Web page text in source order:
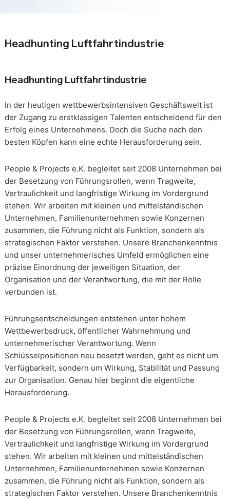
Headhunting Luftfahrtindustrie
Headhunting Luftfahrtindustrie
In der heutigen wettbewerbsintensiven Geschäftswelt ist
der Zugang zu erstklassigen Talenten entscheidend für den
Erfolg eines Unternehmens. Doch die Suche nach den
besten Köpfen kann eine echte Herausforderung sein.
People & Projects e.K. begleitet seit 2008 Unternehmen bei
der Besetzung von Führungsrollen, wenn Tragweite,
Vertraulichkeit und langfristige Wirkung im Vordergrund
stehen. Wir arbeiten mit kleinen und mittelständischen
Unternehmen, Familienunternehmen sowie Konzernen
zusammen, die Führung nicht als Funktion, sondern als
strategischen Faktor verstehen. Unsere Branchenkenntnis
und unser unternehmerisches Umfeld ermöglichen eine
präzise Einordnung der jeweiligen Situation, der
Organisation und der Verantwortung, die mit der Rolle
verbunden ist.
Führungsentscheidungen entstehen unter hohem
Wettbewerbsdruck, öffentlicher Wahrnehmung und
unternehmerischer Verantwortung. Wenn
Schlüsselpositionen neu besetzt werden, geht es nicht um
Verfügbarkeit, sondern um Wirkung, Stabilität und Passung
zur Organisation. Genau hier beginnt die eigentliche
Herausforderung.
People & Projects e.K. begleitet seit 2008 Unternehmen bei
der Besetzung von Führungsrollen, wenn Tragweite,
Vertraulichkeit und langfristige Wirkung im Vordergrund
stehen. Wir arbeiten mit kleinen und mittelständischen
Unternehmen, Familienunternehmen sowie Konzernen
zusammen, die Führung nicht als Funktion, sondern als
strategischen Faktor verstehen. Unsere Branchenkenntnis